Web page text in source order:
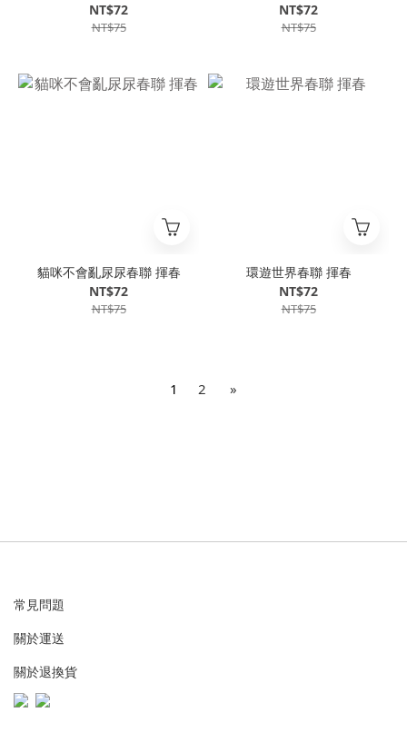
NT$72
NT$75
NT$72
NT$75
貓咪不會亂尿尿春聯 揮春
NT$72
NT$75
環遊世界春聯 揮春
NT$72
NT$75
1 2 »
常見問題
關於運送
關於退換貨